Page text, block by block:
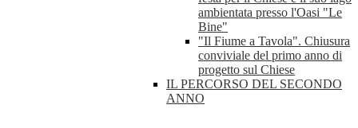
ambientata presso l'Oasi "Le
Bine"
"Il Fiume a Tavola". Chiusura
conviviale del primo anno di
progetto sul Chiese
IL PERCORSO DEL SECONDO
ANNO